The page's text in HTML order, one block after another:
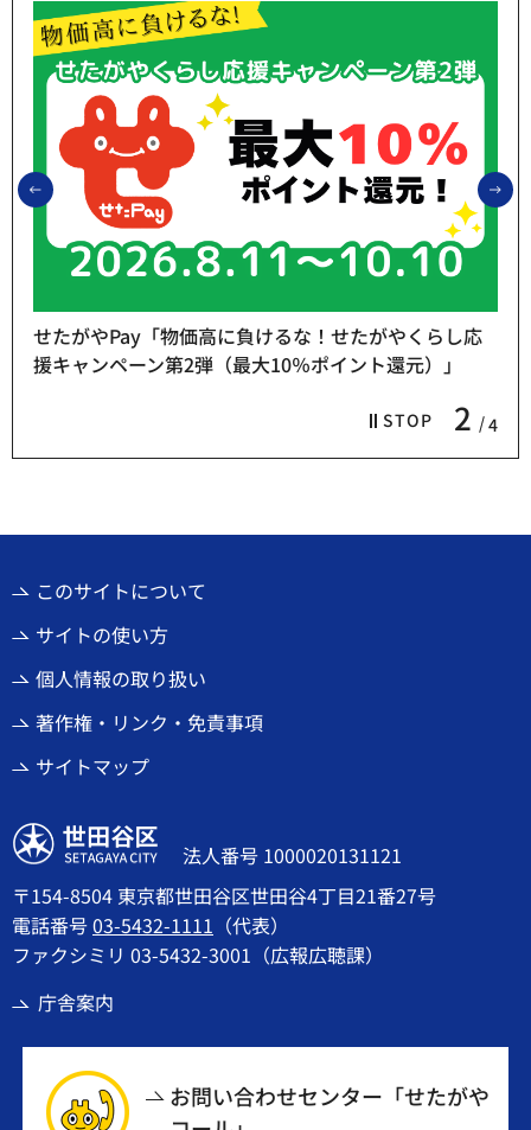
前のスライドを表示
STOP 2 4
せたがやPay「物価高に負けるな！せたがやくらし応
援キャンペーン第2弾（最大10％ポイント還元）」
このサイトについて
サイトの使い方
個人情報の取り扱い
著作権・リンク・免責事項
サイトマップ
世田谷区
法人番号 1000020131121
〒154-8504 東京都世田谷区世田谷4丁目21番27号
電話番号03-5432-1111 （代表）
ファクシミリ 03-5432-3001（広報広聴課）
庁舎案内
お問い合わせセンター「せたがや